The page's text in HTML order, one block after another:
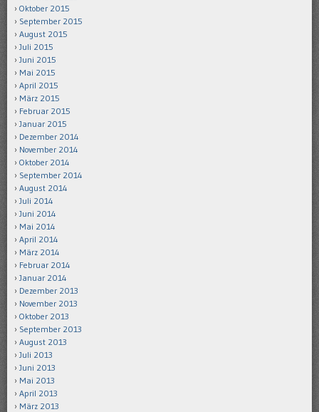
Oktober 2015
September 2015
August 2015
Juli 2015
Juni 2015
Mai 2015
April 2015
März 2015
Februar 2015
Januar 2015
Dezember 2014
November 2014
Oktober 2014
September 2014
August 2014
Juli 2014
Juni 2014
Mai 2014
April 2014
März 2014
Februar 2014
Januar 2014
Dezember 2013
November 2013
Oktober 2013
September 2013
August 2013
Juli 2013
Juni 2013
Mai 2013
April 2013
März 2013